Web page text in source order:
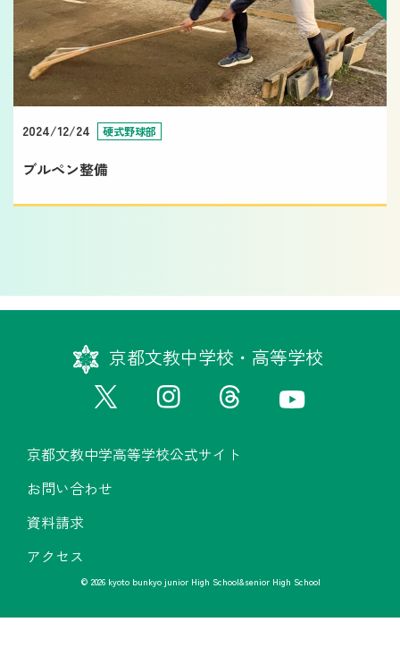
2024/12/24 硬式野球部
ブルペン整備
京都文教中学校・高等学校
京都文教中学高等学校公式サイト
お問い合わせ
資料請求
アクセス
© 2026 kyoto bunkyo junior High School&senior High School